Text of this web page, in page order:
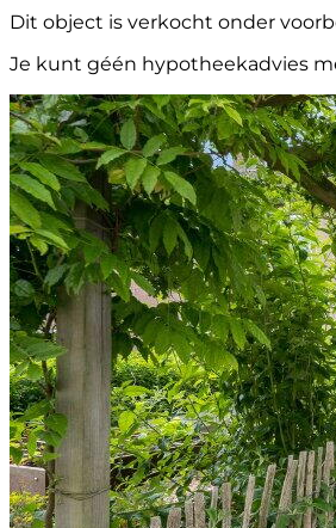
Dit object is verkocht onder
Je kunt géén hypotheekadvies